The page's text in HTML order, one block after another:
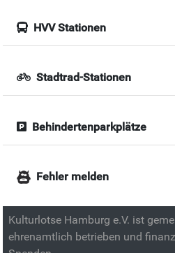
HVV Stationen
Stadtrad-Stationen
Behindertenparkplätze
Fehler melden
Kulturlotse Hamburg e.V. ist
ehrenamtlich betrieben und